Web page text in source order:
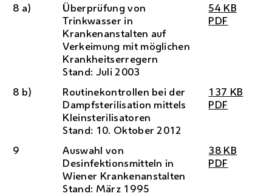
8 a)
Überprüfung von
Trinkwasser in
Krankenanstalten auf
Verkeimung mit möglichen
Krankheitserregern
Stand: Juli 2003
54 KB
PDF
8 b)
Routinekontrollen bei der
Dampfsterilisation mittels
Kleinsterilisatoren
Stand: 10. Oktober 2012
137 KB
PDF
9
Auswahl von
Desinfektionsmitteln in
Wiener Krankenanstalten
Stand: März 1995
38 KB
PDF